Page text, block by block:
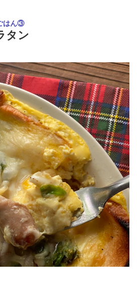
はん③
タン